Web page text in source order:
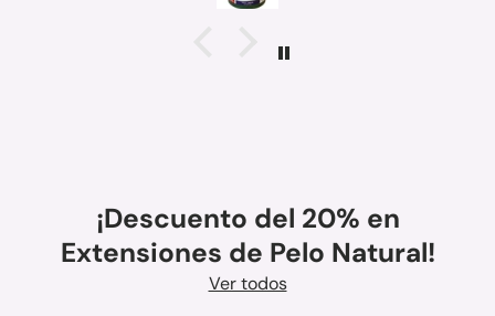
¡Descuento del 20% en
Extensiones de Pelo Natural!
Ver todos